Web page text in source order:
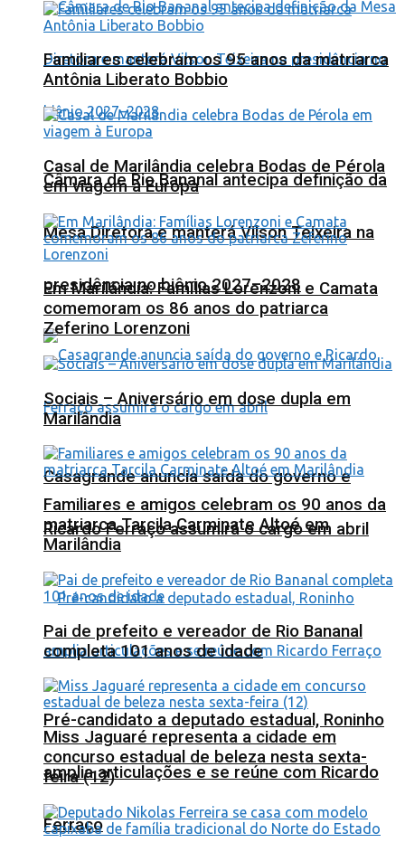
Câmara de Rio Bananal antecipa definição da
Mesa Diretora e manterá Vilson Teixeira na
presidência no biênio 2027–2028
Casagrande anuncia saída do governo e
Ricardo Ferraço assumirá o cargo em abril
Pré-candidato a deputado estadual, Roninho
amplia articulações e se reúne com Ricardo
Ferraço
Familiares celebram os 95 anos da matriarca
Antônia Liberato Bobbio
Casal de Marilândia celebra Bodas de Pérola
em viagem à Europa
Em Marilândia: Famílias Lorenzoni e Camata
comemoram os 86 anos do patriarca
Zeferino Lorenzoni
Sociais – Aniversário em dose dupla em
Marilândia
Familiares e amigos celebram os 90 anos da
matriarca Tarcila Carminate Altoé em
Marilândia
Pai de prefeito e vereador de Rio Bananal
completa 101 anos de idade
Miss Jaguaré representa a cidade em
concurso estadual de beleza nesta sexta-
feira (12)